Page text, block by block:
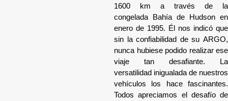
1600 km a través de la
congelada Bahía de Hudson en
enero de 1995. Él nos indicó que
sin la confiabilidad de su ARGO,
nunca hubiese podido realizar ese
viaje tan desafiante. La
versatilidad inigualada de nuestros
vehículos los hace fascinantes.
Todos apreciamos el desafío de